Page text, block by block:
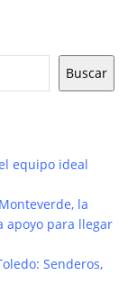
Buscar
equipo ideal
la
apoyo para llegar
Senderos,